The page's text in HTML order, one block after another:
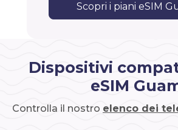
Scopri i piani eSIM
Dispositivi
eSIM
Controlla il nostro elenco dei